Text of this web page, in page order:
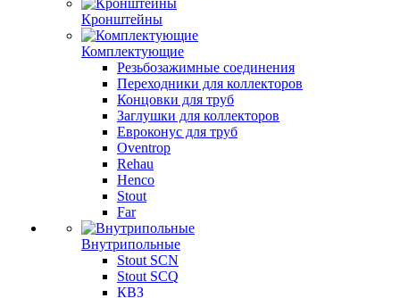
Кронштейны
Комплектующие
Резьбозажимные соединения
Переходники для коллекторов
Концовки для труб
Заглушки для коллекторов
Евроконус для труб
Oventrop
Rehau
Henco
Stout
Far
Внутрипольные
Stout SCN
Stout SCQ
КВЗ